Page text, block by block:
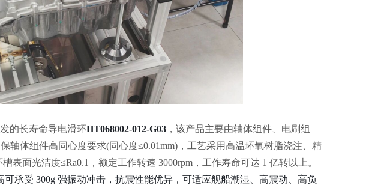
的长寿命导电滑环HT068002-012-G03 ，该产品主要由轴体组件、电刷组
轴体组件高同心度要求(同心度≤0.01mm) ， 工艺采用高温环氧树脂浇注
精
表面光洁度≤Ra0.1 ，额定工作转速 3000rpm， 工作寿命可达 1 亿转以上 。
承受 300g 强振动冲击，抗震性能优异，可适应舰船潮湿、高震动、高负